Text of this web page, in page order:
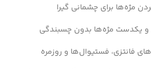
مژه‌ها برای چشمانی گیرا
و یکدست مژه‌ها بدون چسبندگی
فانتزی، فستیوال‌ها و روزمره